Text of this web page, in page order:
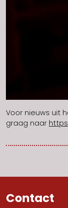
Voor nieuws uit
graag naar
Contact